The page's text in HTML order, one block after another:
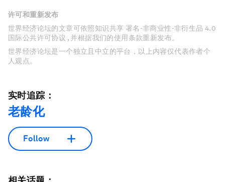
许可和重新发布
世界经济论坛的文章可依照知识共享 署名-非商业性-非衍生品 4.0
国际公共许可协议 , 并根据我们的使用条款重新发布。
世界经济论坛是一个独立且中立的平台，以上内容仅代表作者个
人观点。
实时追踪：
老龄化
Follow